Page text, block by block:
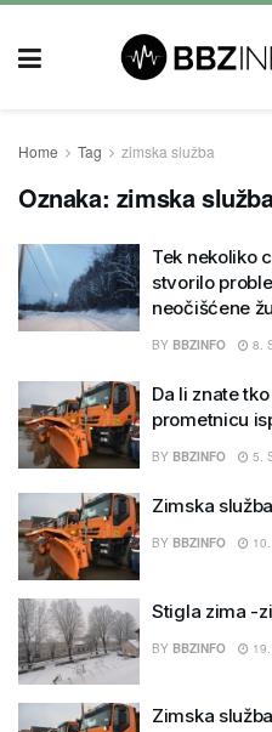
Home Tag zimska služba
Oznaka: zimska
Tek nekoliko
stvorilo
neočišćene
BY BBZINFO 8.
Da li znate
prometnicu
BY BBZINFO 5.
Zimska
BY BBZINFO
Stigla zima -
BY BBZINFO
Zimska